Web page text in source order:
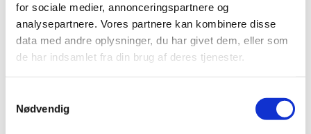
for sociale medier, annonceringspartnere og
analysepartnere. Vores partnere kan kombinere disse
data med andre oplysninger, du har givet dem, eller som
de har indsamlet fra din brug af deres tjenester.
Nødvendig